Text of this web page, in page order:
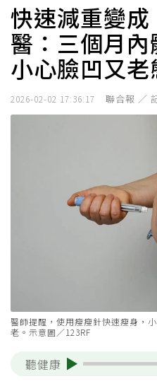
快速減重變成
醫：三個月
小心臉凹又老
2026-02-02 17:36:17 聯合報 ／
醫師提醒，使用瘦瘦針快速瘦身，
老。示意圖／123RF
聽健康